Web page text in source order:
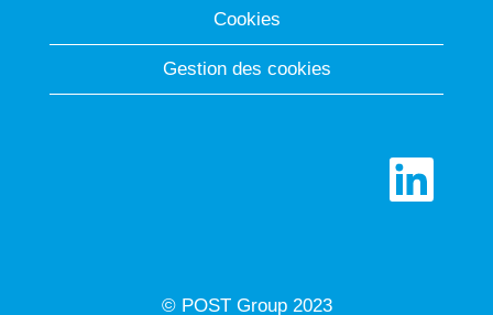
Cookies
Gestion des cookies
S
o
© POST Group 2023